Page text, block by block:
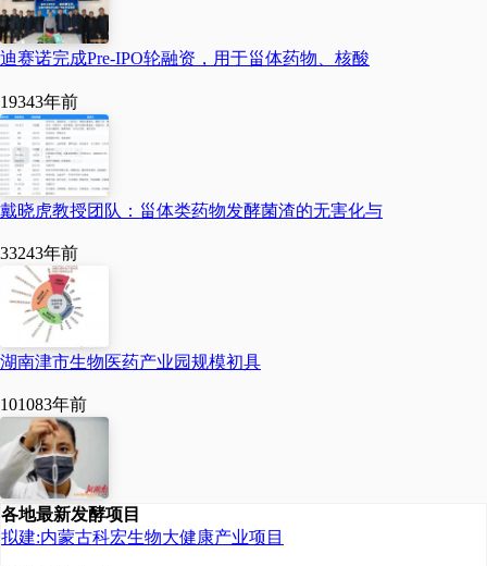
力行业自立自强，实现
揭牌仪式前，陈坚一行
迪赛诺完成Pre-IPO轮融资，用于甾体药物、核酸
19343年前
戴晓虎教授团队：甾体类药物发酵菌渣的无害化与
33243年前
湖南津市生物医药产业园规模初具
101083年前
各地最新发酵项目
拟建:内蒙古科宏生物大健康产业项目